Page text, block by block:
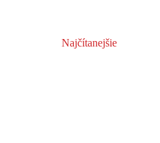
Najčítanejšie